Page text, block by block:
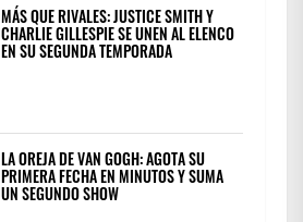
MÁS QUE RIVALES: JUSTICE SMITH Y
CHARLIE GILLESPIE SE UNEN AL ELENCO
EN SU SEGUNDA TEMPORADA
LA OREJA DE VAN GOGH: AGOTA SU
PRIMERA FECHA EN MINUTOS Y SUMA
UN SEGUNDO SHOW